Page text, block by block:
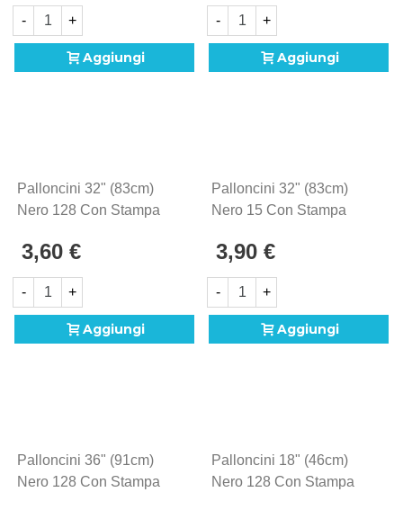
- +
Aggiungi
- +
Aggiungi
Palloncini 32" (83cm)
Nero 128 Con Stampa
Interrogativo ?, 20pz.
3,60 €
- +
Aggiungi
Palloncini 32" (83cm)
Nero 15 Con Stampa
Interrogativo ?, 1pz.
3,90 €
- +
Aggiungi
Palloncini 36" (91cm)
Nero 128 Con Stampa
Palloncini 18" (46cm)
Nero 128 Con Stampa